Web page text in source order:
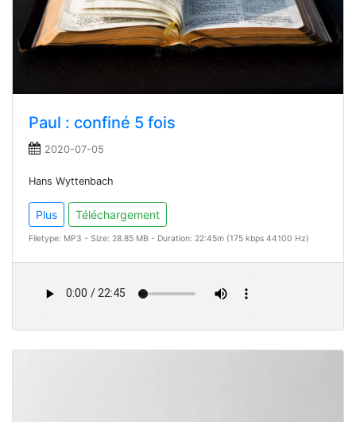
Paul : confiné 5 fois
2020-07-05
Hans Wyttenbach
Plus Téléchargement
Filetype: MP3 - Size: 28.85 MB - Duration: 22:45m (175 kbps 44100 Hz)